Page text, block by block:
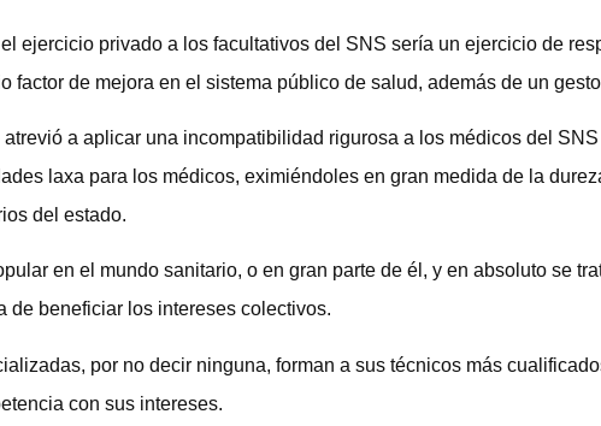
ejercicio privado a los facultativos del SNS sería un ejercicio de
factor de mejora en el sistema público de salud, además de un
a aplicar una incompatibilidad rigurosa a los médicos del
laxa para los médicos, eximiéndoles en gran medida de la
del estado.
en el mundo sanitario, o en gran parte de él, y en absoluto se
de beneficiar los intereses colectivos.
por no decir ninguna, forman a sus técnicos más
con sus intereses.